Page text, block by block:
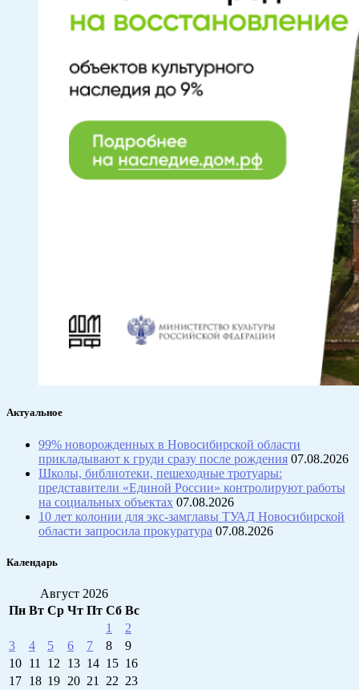
Актуальное
99% новорожденных в Новосибирской области
прикладывают к груди сразу после рождения 07.08.2026
Школы, библиотеки, пешеходные тротуары:
представители «Единой России» контролируют работы
на социальных объектах 07.08.2026
10 лет колонии для экс-замглавы ТУАД Новосибирской
области запросила прокуратура 07.08.2026
Календарь
Август 2026
Пн Вт Ср Чт Пт Сб Вс
1
2
3
4 5 6 7 8
9
10 11 12 13 14 15 16
17 18 19 20 21 22 23